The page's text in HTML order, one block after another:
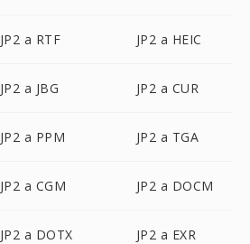
JP2 a RTF JP2 a HEIC
JP2 a JBG JP2 a CUR
JP2 a PPM JP2 a TGA
JP2 a CGM JP2 a DOCM
JP2 a DOTX JP2 a EXR